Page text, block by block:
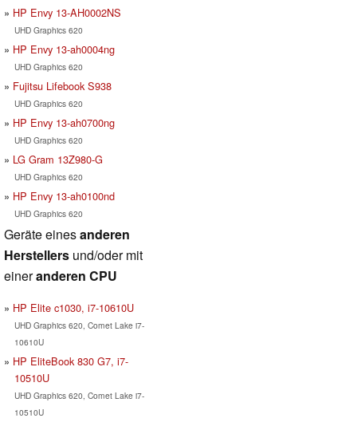
HP Envy 13-AH0002NS
UHD Graphics 620
HP Envy 13-ah0004ng
UHD Graphics 620
Fujitsu Lifebook S938
UHD Graphics 620
HP Envy 13-ah0700ng
UHD Graphics 620
LG Gram 13Z980-G
UHD Graphics 620
HP Envy 13-ah0100nd
UHD Graphics 620
Geräte einesanderen
Herstellers und/oder mit
eineranderen CPU
HP Elite c1030, i7-10610U
UHD Graphics 620, Comet Lake i7-
10610U
HP EliteBook 830 G7, i7-
10510U
UHD Graphics 620, Comet Lake i7-
10510U